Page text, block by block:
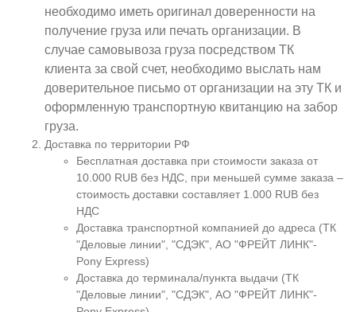
необходимо иметь оригинал доверенности на
получение груза или печать организации. В
случае самовывоза груза посредством ТК
клиента за свой счет, необходимо выслать нам
доверительное письмо от организации на эту ТК и
оформленную транспортную квитанцию на забор
груза.
Доставка по территории РФ
Бесплатная доставка при стоимости заказа от
10.000 RUB без НДС, при меньшей сумме заказа –
стоимость доставки составляет 1.000 RUB без
НДС
Доставка транспортной компанией до адреса (ТК
"Деловые линии", "СДЭК", АО "ФРЕЙТ ЛИНК"-
Pony Express)
Доставка до терминала/пункта выдачи (ТК
"Деловые линии", "СДЭК", АО "ФРЕЙТ ЛИНК"-